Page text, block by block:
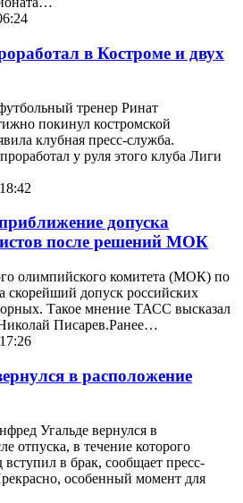
в Костроме и двух
тренер Ринат
покинул костромской
клубная пресс-служба.
у руля этого клуба Лиги
допуска
после решений МОК
олимпийского комитета (МОК) по
скорейший допуск российских
Такое мнение ТАСС высказал
Писарев.Ранее…
в расположение
Угальде вернулся в
отпуска, в течение которого
в брак, сообщает пресс-
особенный момент для